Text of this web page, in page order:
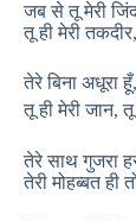
जब से तू मेरी
तू ही मेरी
तेरे बिना अधूरा
तू ही मेरी जान,
तेरे साथ गुजरा
तेरी मोहब्बत ही